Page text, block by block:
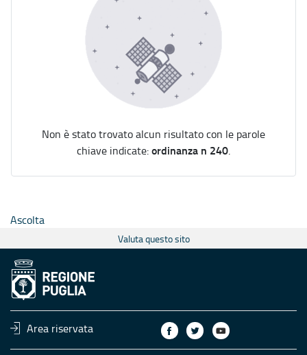
Non è stato trovato alcun risultato con le parole
chiave indicate:ordinanza n 240.
Ascolta
Valuta questo sito
Area riservata